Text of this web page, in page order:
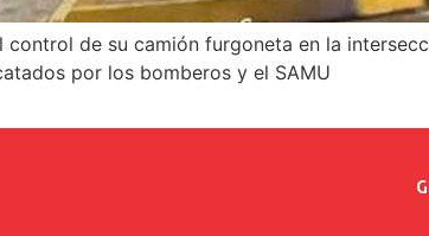
de su camión furgoneta en la
por los bomberos y el SAMU